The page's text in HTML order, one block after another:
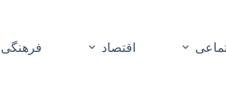
اقتصاد فرهنگی